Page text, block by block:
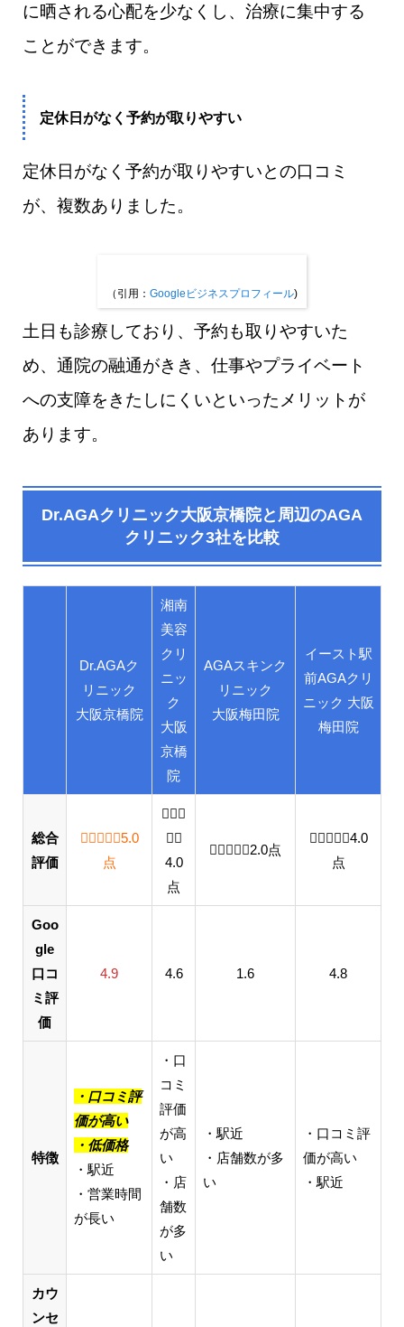
に晒される心配を少なくし、治療に集中する
ことができます。
定休日がなく予約が取りやすい
定休日がなく予約が取りやすいとの口コミ
が、複数ありました。
（引用： Googleビジネスプロフィール)
土日も診療しており、予約も取りやすいた
め、通院の融通がきき、仕事やプライベート
への支障をきたしにくいといったメリットが
あります。
Dr.AGAクリニック大阪京橋院​と周辺のAGA
クリニック3社を比較
Dr.AGAク
リニック
大阪京橋院
湘南
美容
クリ
ニッ
ク
大阪
京橋
院
AGAスキンク
リニック
大阪梅田院
イースト駅
前AGAクリ
ニック 大阪
梅田院
総合
評価
5.0 out of 5.0 stars
5.0
点
4.0
点
2.0 out of 5.0 stars
2.0点
4.0 out
4.0
点
Goo
gle
口コ
ミ評
価
4.9 4.6 1.6 4.8
特徴
・口コミ評
価が高い
・低価格
・駅近
・営業時間
が長い
・口
コミ
評価
が高
い
・店
舗数
が多
い
・駅近
・店舗数が多
い
・口コミ評
価が高い
・駅近
カウ
ンセ